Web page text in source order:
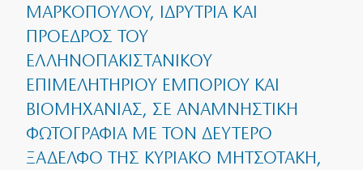
ΜΑΡΚΟΠΟΎΛΟΥ, ΙΔΡΎΤΡΙΑ ΚΑΙ
ΠΡΌΕΔΡΟΣ ΤΟΥ
ΕΛΛΗΝΟΠΑΚΙΣΤΑΝΙΚΟΎ
ΕΠΙΜΕΛΗΤΗΡΊΟΥ ΕΜΠΟΡΊΟΥ ΚΑΙ
ΒΙΟΜΗΧΑΝΊΑΣ, ΣΕ ΑΝΑΜΝΗΣΤΙΚΉ
ΦΩΤΟΓΡΑΦΊΑ ΜΕ ΤΟΝ ΔΕΎΤΕΡΟ
ΞΆΔΕΛΦΟ ΤΗΣ ΚΥΡΙΆΚΟ ΜΗΤΣΟΤΆΚΗ,